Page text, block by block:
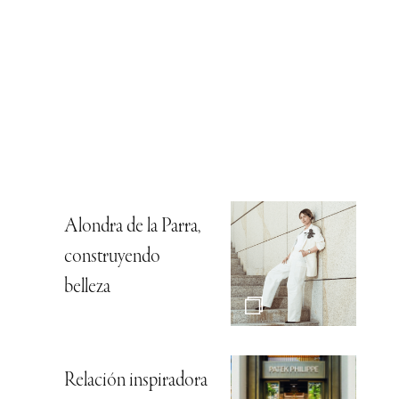
Alondra de la Parra,
construyendo
belleza
Relación inspiradora